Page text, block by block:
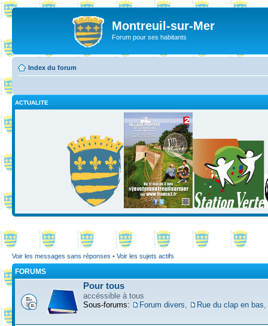
Montreuil-sur-Mer
Forum pour ses habitants
Index du forum
ACTUALITE
Voir les messages sans réponses • Voir les sujets actifs
FORUMS
Pour tous
accéssible à tous
Sous-forums:
Forum divers, Rue du clap en bas,